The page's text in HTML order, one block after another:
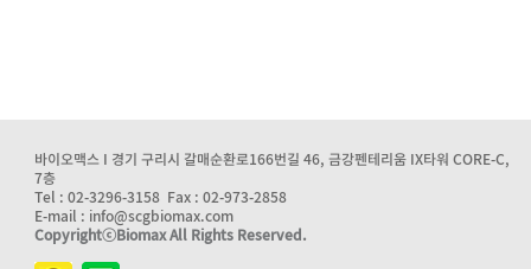
바이오맥스 I 경기 구리시 갈매순환로166번길 46, 금강펜테리움 IX타워 CORE-C,
7층
Tel : 02-3296-3158 Fax : 02-973-2858
E-mail : info@scgbiomax.com
CopyrightⓒBiomax All Rights Reserved.